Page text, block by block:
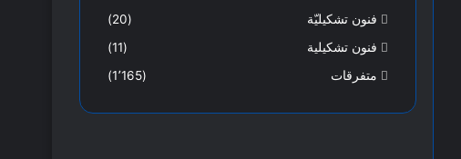
فنون تشكيليّة
(20)
فنون تشكيلية
(11)
متفرقات
(1٬165)